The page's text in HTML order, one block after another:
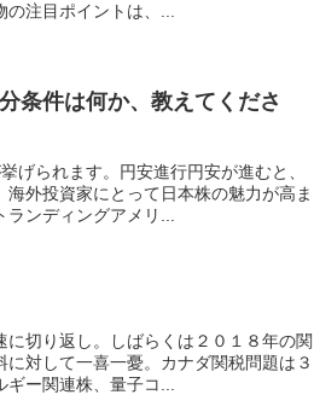
の注目ポイントは、...
条件は何か、教えてくださ
げられます。円安進行円安が進むと、
外投資家にとって日本株の魅力が高ま
ンディングアメリ...
切り返し。しばらくは２０１８年の関
対して一喜一憂。カナダ関税問題は３
ギー関連株、量子コ...